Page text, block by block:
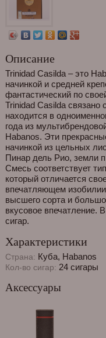
Описание
Trinidad Casilda – это
начинкой и средней
фантастический по
Trinidad Casilda
находится в
года из
Habanos. Эти
начинкой из цельных
Пинар дель Рио, земли
Смесь соответствует
который отличается
впечатляющем
высшего сорта и
вкусовое впечатление.
сигар.
Характеристики
Страна: Куба, Habanos
Кол-во сигар: 24 сигары
Аксессуары